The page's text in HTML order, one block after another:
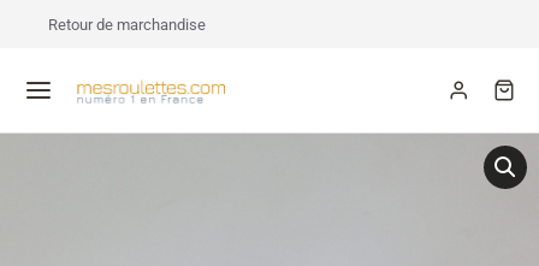
Retour de marchandise